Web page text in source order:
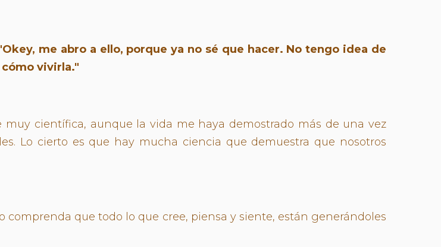
me abro a ello, porque ya no sé que hacer. No tengo idea de
vivirla."
científica, aunque la vida me haya demostrado más de una vez
Lo cierto es que hay mucha ciencia que demuestra que nosotros
que todo lo que cree, piensa y siente, están generándoles